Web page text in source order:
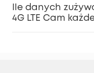
Ile danych
4G LTE Cam